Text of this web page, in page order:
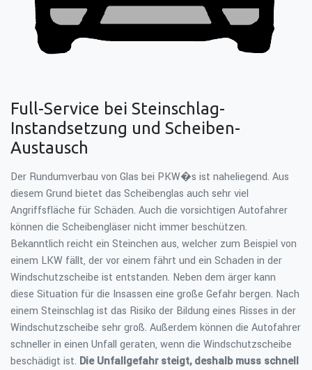
Full-Service bei Steinschlag-
Instandsetzung und Scheiben-
Austausch
Der Rundumverbau von Glas bei PKW�s ist naheliegend. Aus
diesem Grund bietet das Scheibenglas auch sehr viel
Angriffsfläche für Schäden. Auch die vorsichtigen Autofahrer
können die Scheibengläser nicht immer beschützen.
Bekanntlich reicht ein Steinchen aus, welcher zum Beispiel von
einem LKW fällt, der vor einem fährt und ein Schaden in der
Windschutzscheibe ist entstanden. Neben dem ärger kann
diese Situation für die Insassen eine große Gefahr bergen. Nach
einem Steinschlag ist das Risiko der Bildung eines Risses in der
Windschutzscheibe sehr groß. Außerdem können die Autofahrer
schneller in einen Unfall geraten, wenn die Windschutzscheibe
beschädigt ist. Die Unfallgefahr steigt, deshalb muss schnell